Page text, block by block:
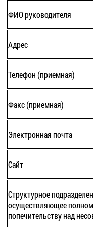
ФИО руководителя
Адрес
Телефон (приемная)
Факс (приемная)
Электронная почта
Сайт
Структурное
осуществляющее
попечительству над